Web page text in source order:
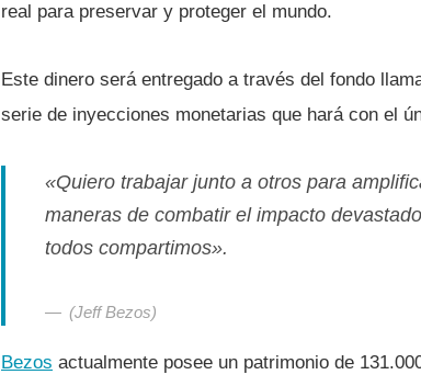
real para preservar y proteger el mundo.
Este dinero será entregado a través del fondo
serie de inyecciones monetarias que hará con el
«Quiero trabajar junto a otros para
maneras de combatir el impacto
todos compartimos».
(Jeff Bezos)
Bezos actualmente posee un patrimonio de